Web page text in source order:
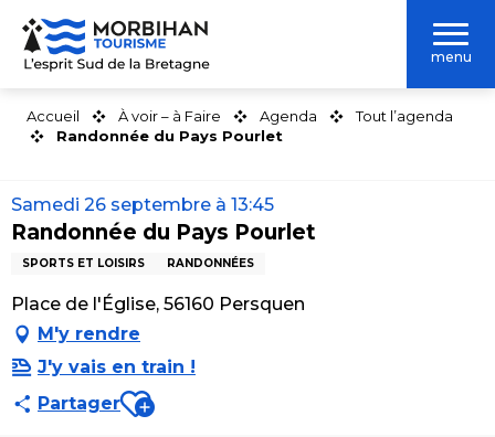
Aller
contenu
menu
Accueil À voir – à Faire Agenda
Tout l’agenda
Randonnée du Pays Pourlet
Samedi 26 septembre à 13:45
Randonnée du Pays Pourlet
SPORTS ET LOISIRS RANDONNÉES
Place de l'Église, 56160 Persquen
M'y rendre
J'y vais en train !
PartagerAjouter aux favoris